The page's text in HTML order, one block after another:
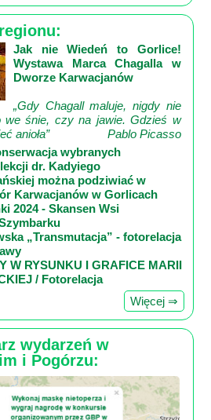
Jak nie Wiedeń to Gorlice!
Wystawa Marca Chagalla w
Dworze Karwacjanów
„Gdy Chagall maluje, nigdy nie
we śnie, czy na jawie. Gdzieś w
anioła”
Pablo Picasso
wybranych
dr. Kadyiego
można podziwiać w
Karwacjanów w Gorlicach
2024 - Skansen Wsi
„Transmutacja” - fotorelacja
W RYSUNKU I GRAFICE MARII
/ Fotorelacja
Więcej ⇒
wydarzeń w
i Pogórzu: